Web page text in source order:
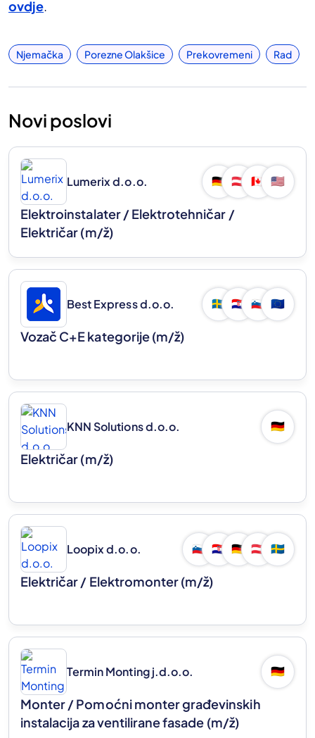
ovdje.
Njemačka Porezne Olakšice Prekovremeni Rad
Novi poslovi
Lumerix d.o.o. 🇩🇪 🇦🇹 🇨🇦 🇺🇸
Elektroinstalater / Elektrotehničar /
Električar(m/ž)
Best Express d.o.o. 🇸🇪 🇭🇷 🇸🇮 🇪🇺
Vozač C+E kategorije(m/ž)
KNN Solutions d.o.o. 🇩🇪
Električar(m/ž)
Loopix d.o.o. 🇸🇮 🇭🇷 🇩🇪 🇦🇹 🇸🇪
Električar / Elektromonter(m/ž)
Termin Monting j.d.o.o. 🇩🇪
Monter / Pomoćni monter građevinskih
instalacija za ventilirane fasade (m/ž)